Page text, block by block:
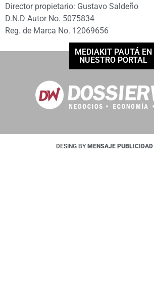
Director propietario: Gustavo Saldeño
D.N.D Autor No. 5075834
Reg. de Marca No. 12069656
MEDIAKIT PAUTÁ EN
NUESTRO PORTAL
DESING BY MENSAJE PUBLICIDAD